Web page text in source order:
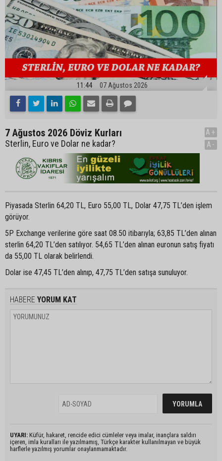
11:44 07 Ağustos 2026
7 Ağustos 2026 Döviz Kurları
Sterlin, Euro ve Dolar ne kadar?
A+
A-
Piyasada Sterlin 64,20 TL, Euro 55,00 TL, Dolar 47,75 TL’den işlem
görüyor.
5P Exchange verilerine göre saat 08.50 itibarıyla; 63,85 TL’den alınan
sterlin 64,20 TL’den satılıyor. 54,65 TL’den alınan euronun satış fiyatı
da 55,00 TL olarak belirlendi.
Dolar ise 47,45 TL’den alınıp, 47,75 TL’den satışa sunuluyor.
HABERE YORUM KAT
UYARI: Küfür, hakaret, rencide edici cümleler veya imalar, inançlara saldırı
içeren, imla kuralları ile yazılmamış, Türkçe karakter kullanılmayan ve büyük
harflerle yazılmış yorumlar onaylanmamaktadır.